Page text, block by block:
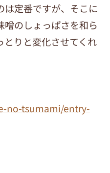
は定番ですが、そこに
噌のしょっぱさを和ら
とりと変化させてくれ
no-tsumami/entry-